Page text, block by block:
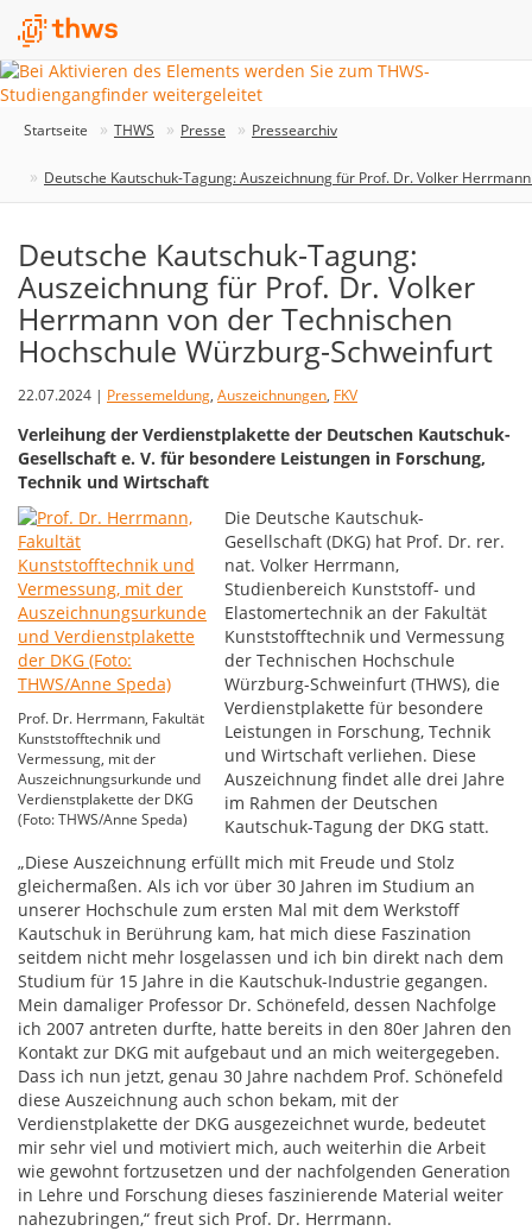
Startseite THWS Presse Pressearchiv
Deutsche Kautschuk-Tagung: Auszeichnung für Prof. Dr. Volker
Deutsche Kautschuk-Tagung:
Auszeichnung für Prof. Dr. Volker
Herrmann von der Technischen
Hochschule Würzburg-Schweinfurt
22.07.2024 | Pressemeldung, Auszeichnungen, FKV
Verleihung der Verdienstplakette der Deutschen Kautschuk-
Gesellschaft e. V. für besondere Leistungen in Forschung,
Technik und Wirtschaft
Prof. Dr. Herrmann, Fakultät
Kunststofftechnik und
Vermessung, mit der
Auszeichnungsurkunde und
Verdienstplakette der DKG
(Foto: THWS/Anne Speda)
Die Deutsche Kautschuk-
Gesellschaft (DKG) hat Prof. Dr. rer.
nat. Volker Herrmann,
Studienbereich Kunststoff- und
Elastomertechnik an der Fakultät
Kunststofftechnik und Vermessung
der Technischen Hochschule
Würzburg-Schweinfurt (THWS), die
Verdienstplakette für besondere
Leistungen in Forschung, Technik
und Wirtschaft verliehen. Diese
Auszeichnung findet alle drei Jahre
im Rahmen der Deutschen
Kautschuk-Tagung der DKG statt.
„Diese Auszeichnung erfüllt mich mit Freude und Stolz
gleichermaßen. Als ich vor über 30 Jahren im Studium an
unserer Hochschule zum ersten Mal mit dem Werkstoff
Kautschuk in Berührung kam, hat mich diese Faszination
seitdem nicht mehr losgelassen und ich bin direkt nach dem
Studium für 15 Jahre in die Kautschuk-Industrie gegangen.
Mein damaliger Professor Dr. Schönefeld, dessen Nachfolge
ich 2007 antreten durfte, hatte bereits in den 80er Jahren den
Kontakt zur DKG mit aufgebaut und an mich weitergegeben.
Dass ich nun jetzt, genau 30 Jahre nachdem Prof. Schönefeld
diese Auszeichnung auch schon bekam, mit der
Verdienstplakette der DKG ausgezeichnet wurde, bedeutet
mir sehr viel und motiviert mich, auch weiterhin die Arbeit
wie gewohnt fortzusetzen und der nachfolgenden Generation
in Lehre und Forschung dieses faszinierende Material weiter
nahezubringen,“ freut sich Prof. Dr. Herrmann.